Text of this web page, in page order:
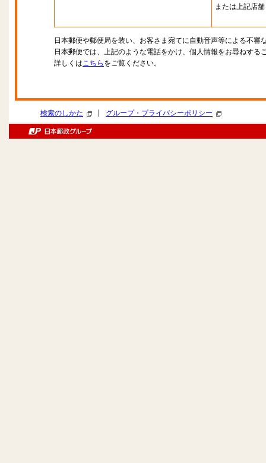
または上記店舗
日本郵便や郵便局を装い、お客さま宛てに自動音声等による不審
日本郵便では、上記のような電話をかけ、個人情報をお尋ねする
詳しくはこちら をご覧ください。
検索のしかた グループ・プライバシーポリシー